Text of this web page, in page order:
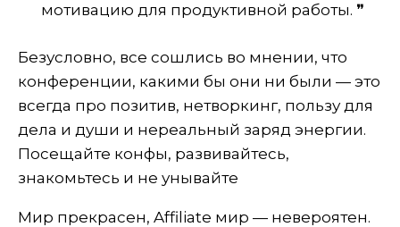
мотивацию для продуктивной работы. ❞
Безусловно, все сошлись во мнении, что
конференции, какими бы они ни были — это
всегда про позитив, нетворкинг, пользу для
дела и души и нереальный заряд энергии.
Посещайте конфы, развивайтесь,
знакомьтесь и не унывайте
Мир прекрасен, Affiliate мир — невероятен.